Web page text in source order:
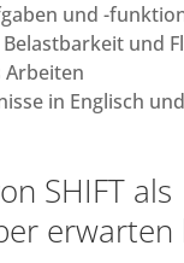
und -
und
Arbeiten
in Englisch
SHIFT als
erwarten